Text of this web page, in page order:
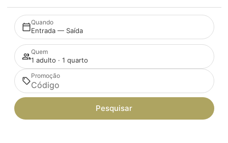
Quando
Entrada — Saída
Quem
1 adulto · 1 quarto
Promoção
Pesquisar